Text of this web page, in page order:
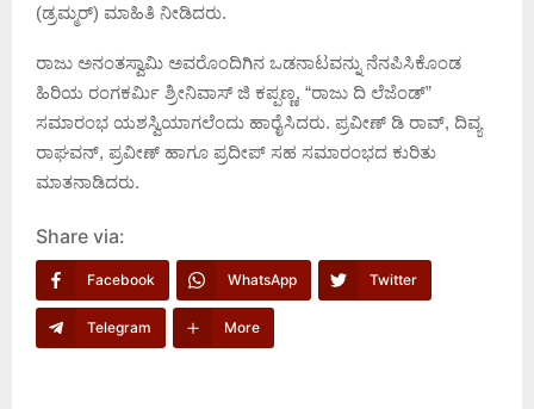
(ಡ್ರಮ್ಮರ್) ಮಾಹಿತಿ ನೀಡಿದರು.
ರಾಜು ಅನಂತಸ್ವಾಮಿ ಅವರೊಂದಿಗಿನ ಒಡನಾಟವನ್ನು ನೆನಪಿಸಿಕೊಂಡ
ಹಿರಿಯ ರಂಗಕರ್ಮಿ ಶ್ರೀನಿವಾಸ್ ಜಿ ಕಪ್ಪಣ್ಣ, “ರಾಜು ದಿ ಲೆಜೆಂಡ್”
ಸಮಾರಂಭ ಯಶಸ್ವಿಯಾಗಲೆಂದು ಹಾರೈಸಿದರು. ಪ್ರವೀಣ್ ಡಿ ರಾವ್, ದಿವ್ಯ
ರಾಘವನ್, ಪ್ರವೀಣ್ ಹಾಗೂ ಪ್ರದೀಪ್ ಸಹ ಸಮಾರಂಭದ ಕುರಿತು
ಮಾತನಾಡಿದರು.
Share via:
Facebook WhatsApp Twitter
Telegram More